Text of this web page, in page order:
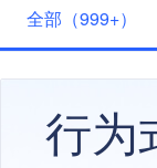
全部（999+）
行为